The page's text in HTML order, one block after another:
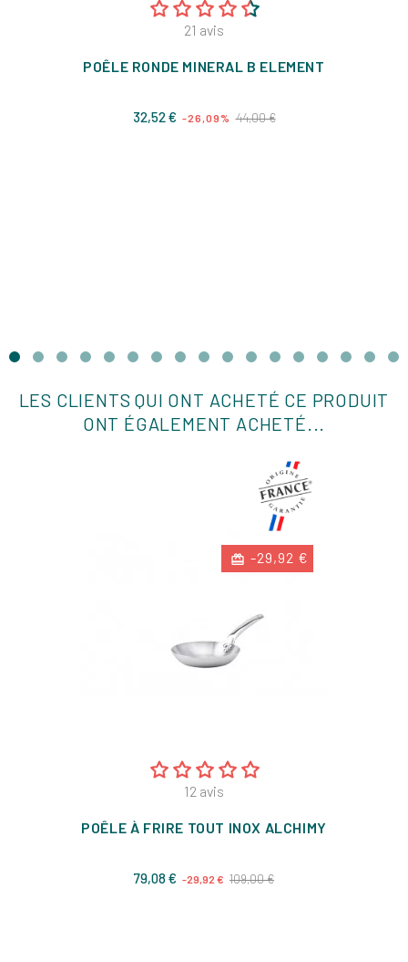
21 avis
POÊLE RONDE MINERAL B ELEMENT
32,52 € Prix
-26,09% 44,00 €Prix
LES CLIENTS QUI ONT ACHETÉ CE PRODUIT
ONT ÉGALEMENT ACHETÉ...
-29,92 €
12 avis
POÊLE À FRIRE TOUT INOX ALCHIMY
79,08 € Prix
-29,92 € 109,00 €Prix